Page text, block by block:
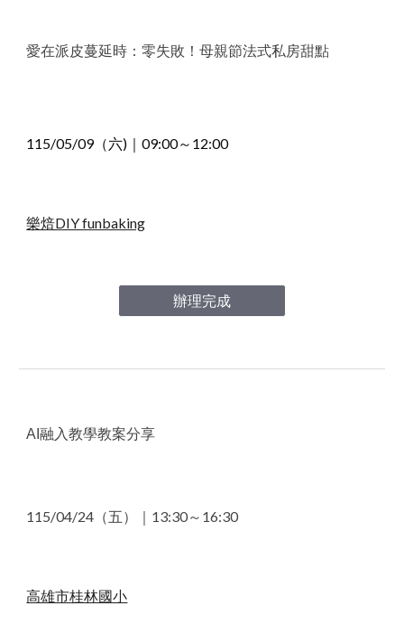
愛在派皮蔓延時：零失敗！母親節法式私房甜點
115/05/09（六)｜09:00～12:00
樂焙DIY funbaking
辦理完成
AI融入教學教案分享
115/04/24 （五）｜13:30～16:30
高雄市桂林國小